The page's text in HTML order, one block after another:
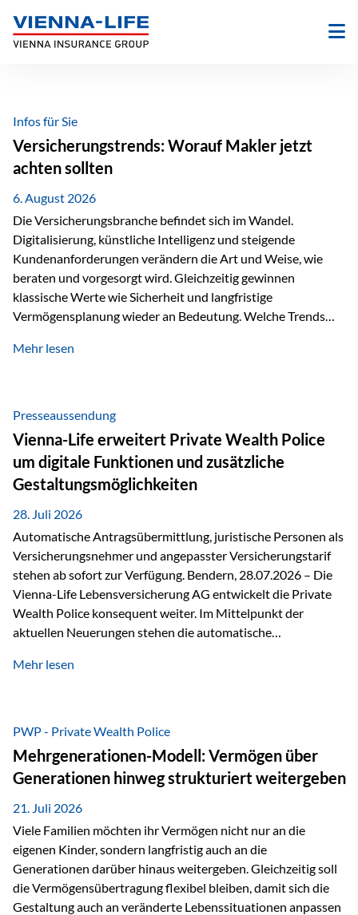
Inhalt
springen
Infos für Sie
Versicherungstrends: Worauf Makler jetzt
achten sollten
6. August 2026
Die Versicherungsbranche befindet sich im Wandel.
Digitalisierung, künstliche Intelligenz und steigende
Kundenanforderungen verändern die Art und Weise, wie
beraten und vorgesorgt wird. Gleichzeitig gewinnen
klassische Werte wie Sicherheit und langfristige
Vermögensplanung wieder an Bedeutung. Welche Trends
Blick behalten? Digitalisierung und KI verändern die
administrative Aufgaben, beschleunigen Abläufe und
schaffen mehr Zeit für das Wesentliche: die persönliche
Beratung. Gerade deshalb wird die individuelle Betreuung
zum entscheidenden Erfolgsfaktor. Technologie kann
unterstützen, Vertrauen entsteht jedoch weiterhin im
persönlichen Gespräch. Bei der Vienna-Life reagieren…
Mehr lesen
Presseaussendung
Vienna-Life erweitert Private Wealth Police
um digitale Funktionen und zusätzliche
Gestaltungsmöglichkeiten
28. Juli 2026
Automatische Antragsübermittlung, juristische Personen als
Versicherungsnehmer und angepasster Versicherungstarif
stehen ab sofort zur Verfügung. Bendern, 28.07.2026 – Die
Vienna-Life Lebensversicherung AG entwickelt die Private
Wealth Police konsequent weiter. Im Mittelpunkt der
aktuellen Neuerungen stehen die automatische
als Versicherungsnehmer einzusetzen, sowie eine
Abwicklung für Vertriebspartner deutlich effizienter
gestaltet. Anträge werden direkt elektronisch übermittelt,
Medienbrüche reduziert und die weitere Bearbeitung
beschleunigt. Ab sofort können auch juristische Personen,
wie Kapitalgesellschaften oder Stiftungen, als
Versicherungsnehmer eingesetzt werden. Damit erweitert
die Vienna-Life die Einsatzmöglichkeiten der Private Wealth
Police insbesondere für…
Mehr lesen
PWP - Private Wealth Police
Mehrgenerationen-Modell: Vermögen über
Generationen hinweg strukturiert weitergeben
21. Juli 2026
Viele Familien möchten ihr Vermögen nicht nur an die
eigenen Kinder, sondern langfristig auch an die
Generationen darüber hinaus weitergeben. Gleichzeitig soll
die Vermögensübertragung flexibel bleiben, damit sich die
Gestaltung auch an veränderte Lebenssituationen anpassen